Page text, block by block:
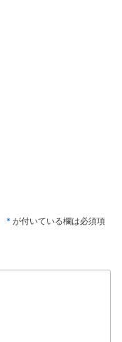
* が付いている欄は必須項